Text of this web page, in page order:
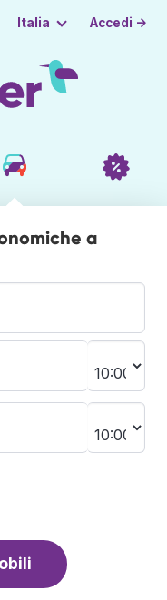
Italia Accedi →
a